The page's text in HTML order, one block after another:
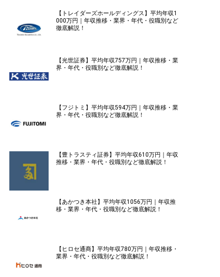
【トレイダーズホールディングス】平均年収1
000万円｜年収推移・業界・年代・役職別など
徹底解説！
【光世証券】平均年収757万円｜年収推移・業
界・年代・役職別など徹底解説！
【フジトミ】平均年収594万円｜年収推移・業
界・年代・役職別など徹底解説！
【豊トラスティ証券】平均年収610万円｜年収
推移・業界・年代・役職別など徹底解説！
【あかつき本社】平均年収1056万円｜年収推
移・業界・年代・役職別など徹底解説！
【ヒロセ通商】平均年収780万円｜年収推移・
業界・年代・役職別など徹底解説！